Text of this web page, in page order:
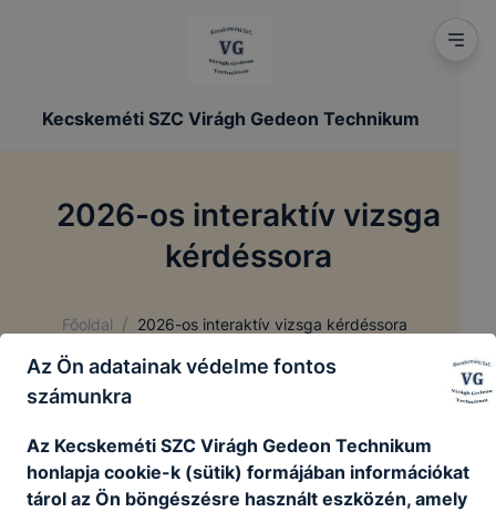
Kecskeméti SZC Virágh Gedeon Technikum
2026-os interaktív vizsga
kérdéssora
Főoldal / 2026-os interaktív vizsga kérdéssora
2026-os interaktív vizsga
kérdéssora
Az Ön adatainak védelme fontos
számunkra
Az Kecskeméti SZC Virágh Gedeon Technikum
honlapja cookie-k (sütik) formájában információkat
tárol az Ön böngészésre használt eszközén, amely